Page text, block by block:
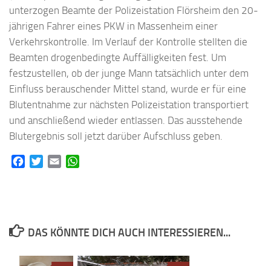
unterzogen Beamte der Polizeistation Flörsheim den 20-
jährigen Fahrer eines PKW in Massenheim einer
Verkehrskontrolle. Im Verlauf der Kontrolle stellten die
Beamten drogenbedingte Auffälligkeiten fest. Um
festzustellen, ob der junge Mann tatsächlich unter dem
Einfluss berauschender Mittel stand, wurde er für eine
Blutentnahme zur nächsten Polizeistation transportiert
und anschließend wieder entlassen. Das ausstehende
Blutergebnis soll jetzt darüber Aufschluss geben.
FacebookTwitterEmail
DAS KÖNNTE DICH AUCH INTERESSIEREN...